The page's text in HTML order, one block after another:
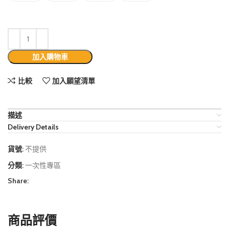
加入購物車
比較 加入願望清單
描述
Delivery Details
貨號: 不提供
分類:一次性專區
Share:
商品評價